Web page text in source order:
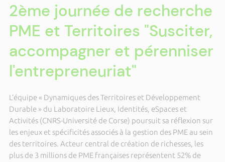
2ème journée de recherche
PME et Territoires "Susciter,
accompagner et pérenniser
l'entrepreneuriat"
L’équipe « Dynamiques des Territoires et Développement
Durable » du Laboratoire Lieux, Identités, eSpaces et
Activités (CNRS-Université de Corse) poursuit sa réflexion sur
les enjeux et spécificités associés à la gestion des PME au sein
des territoires. Acteur central de création de richesses, les
plus de 3 millions de PME françaises représentent 52% de